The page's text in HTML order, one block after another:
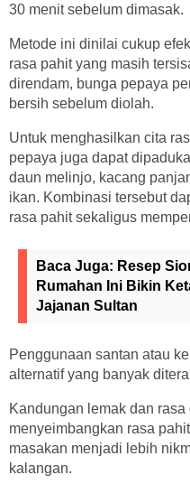
30 menit sebelum dimasak.
Metode ini dinilai cukup
rasa pahit yang masih
direndam, bunga pepaya
bersih sebelum diolah.
Untuk menghasilkan cita
pepaya juga dapat
daun melinjo, kacang
ikan. Kombinasi tersebut
rasa pahit sekaligus
Baca Juga: Resep
Rumahan Ini Bikin
Jajanan Sultan
Penggunaan santan atau
alternatif yang banyak
Kandungan lemak dan
menyeimbangkan rasa
masakan menjadi lebih
kalangan.